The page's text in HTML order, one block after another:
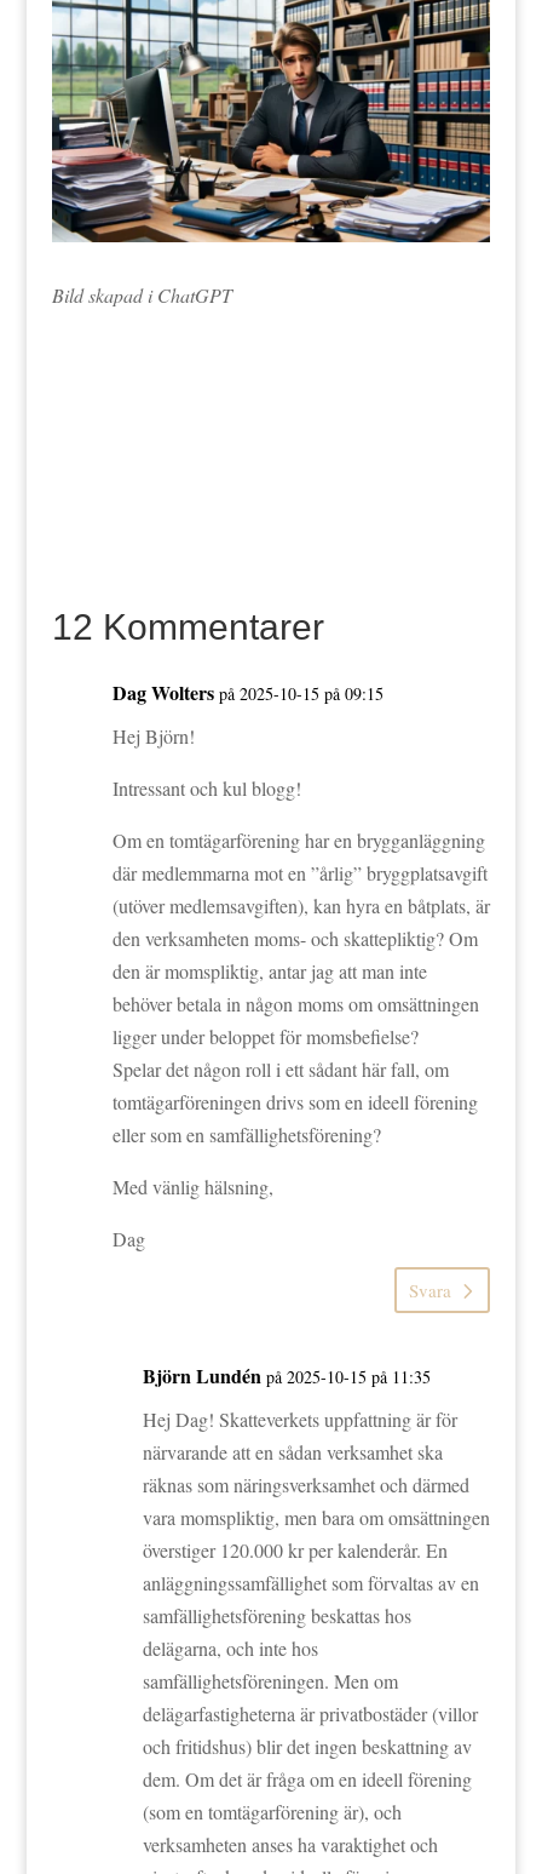
Bild skapad i ChatGPT
12 Kommentarer
Dag Wolters på 2025-10-15 på 09:15
Hej Björn!
Intressant och kul blogg!
Om en tomtägarförening har en brygganläggning
där medlemmarna mot en ”årlig” bryggplatsavgift
(utöver medlemsavgiften), kan hyra en båtplats, är
den verksamheten moms- och skattepliktig? Om
den är momspliktig, antar jag att man inte
behöver betala in någon moms om omsättningen
ligger under beloppet för momsbefielse?
Spelar det någon roll i ett sådant här fall, om
tomtägarföreningen drivs som en ideell förening
eller som en samfällighetsförening?
Med vänlig hälsning,
Dag
Svara
Björn Lundén på 2025-10-15 på 11:35
Hej Dag! Skatteverkets uppfattning är för
närvarande att en sådan verksamhet ska
räknas som näringsverksamhet och därmed
vara momspliktig, men bara om omsättningen
överstiger 120.000 kr per kalenderår. En
anläggningssamfällighet som förvaltas av en
samfällighetsförening beskattas hos
delägarna, och inte hos
samfällighetsföreningen. Men om
delägarfastigheterna är privatbostäder (villor
och fritidshus) blir det ingen beskattning av
dem. Om det är fråga om en ideell förening
(som en tomtägarförening är), och
verksamheten anses ha varaktighet och